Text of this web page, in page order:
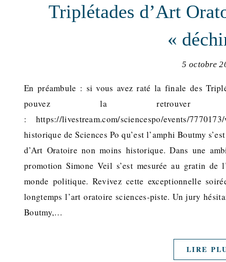
Triplétades d’Art
«
5 octobre
En préambule : si vous avez raté la finale des
pouvez la
: https://livestream.com/sciencespo/events/
historique de Sciences Po qu’est l’amphi Boutmy
d’Art Oratoire non moins historique. Dans une
promotion Simone Veil s’est mesurée au gratin de
monde politique. Revivez cette exceptionnelle
longtemps l’art oratoire sciences-piste. Un jury
Boutmy,…
LIRE